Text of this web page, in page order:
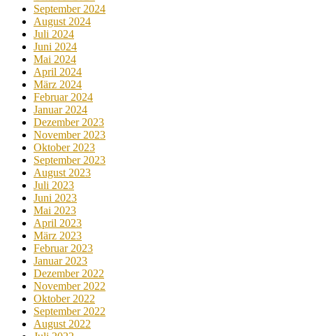
September 2024
August 2024
Juli 2024
Juni 2024
Mai 2024
April 2024
März 2024
Februar 2024
Januar 2024
Dezember 2023
November 2023
Oktober 2023
September 2023
August 2023
Juli 2023
Juni 2023
Mai 2023
April 2023
März 2023
Februar 2023
Januar 2023
Dezember 2022
November 2022
Oktober 2022
September 2022
August 2022